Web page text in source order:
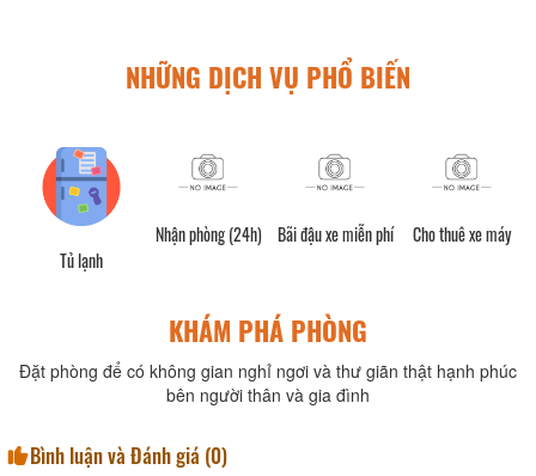
NHỮNG DỊCH VỤ PHỔ BIẾN
Tủ lạnh
Nhận phòng (24h) Bãi đậu xe miễn phí Cho thuê xe máy
KHÁM PHÁ PHÒNG
Đặt phòng để có không gian nghỉ ngơi và thư giãn thật hạnh phúc
bên người thân và gia đình
Bình luận và Đánh giá (0)